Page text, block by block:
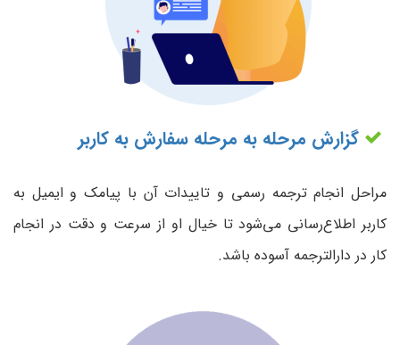
گزارش مرحله به مرحله سفارش به کاربر
مراحل انجام ترجمه رسمی و تاییدات آن با پیامک و ایمیل به
کاربر اطلاع‌رسانی می‌شود تا خیال او از سرعت و دقت در انجام
کار در دارالترجمه آسوده باشد.